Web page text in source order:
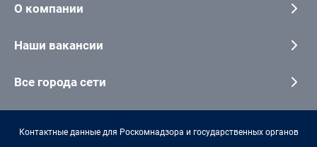
О компании
Наши вакансии
Все города сети
Контактные данные для Роскомнадзора и государственных органов